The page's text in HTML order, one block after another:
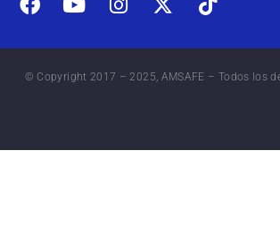
© Copyright 2017 – 2025, AMSAFE – Todos los